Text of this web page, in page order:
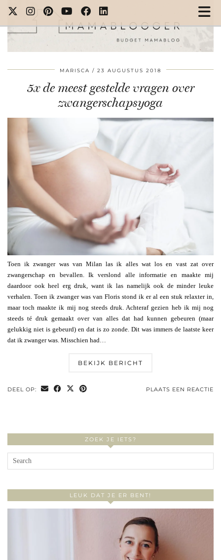
MARISCA 23 AUGUSTUS 2018
5x de meest gestelde vragen over
zwangerschapsyoga
Toen ik zwanger was van Milan las ik alles wat los en vast zat over
zwangerschap en bevallen. Ik verslond alle informatie en maakte mij
daardoor ook heel erg druk, want ik las namelijk ook de minder leuke
verhalen. Toen ik zwanger was van Floris stond ik er al een stuk relaxter in,
maar toch maakte ik mij nog steeds druk. Achteraf gezien heb ik mij nog
steeds té druk gemaakt over van alles dat had kunnen gebeuren (maar
gelukkig niet is gebeurd) en dat is zo zonde. Dit was immers de laatste keer
dat ik zwanger was. Misschien had…
BEKIJK BERICHT
DEEL OP: PLAATS EEN REACTIE
ZOEK JE IETS?
LEUK DAT JE ER BENT!